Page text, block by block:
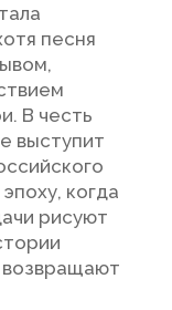
песня
В честь
выступит
когда
рисуют
возвращают